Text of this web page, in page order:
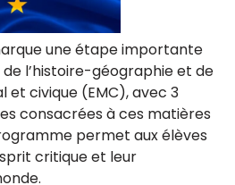
une étape importante
l’histoire-géographie et de
et civique (EMC), avec 3
consacrées à ces matières
permet aux élèves
critique et leur